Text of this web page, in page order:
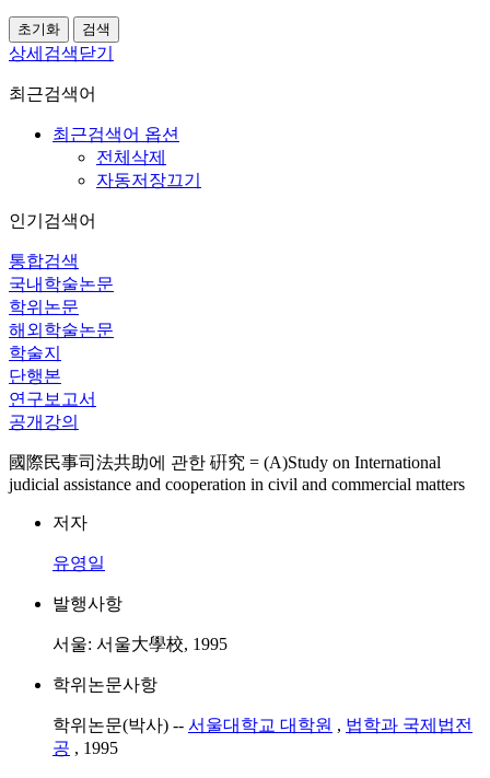
상세검색닫기
최근검색어
최근검색어 옵션
전체삭제
자동저장끄기
인기검색어
통합검색
국내학술논문
학위논문
해외학술논문
학술지
단행본
연구보고서
공개강의
國際民事司法共助에 관한 硏究 = (A)Study on International
judicial assistance and cooperation in civil and commercial matters
저자
유영일
발행사항
서울: 서울大學校, 1995
학위논문사항
학위논문(박사) -- 서울대학교 대학원 , 법학과 국제법전
공 , 1995